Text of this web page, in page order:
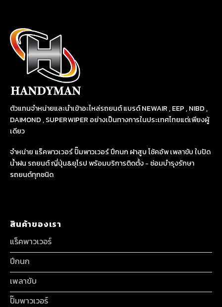
ตัวแทนจำหน่ายและนำเข้าอะไหล่รถยนต์ แบรด์ NEWAIR , EEP , NIBD ,
DAIMOND , SUPERWIPER อย่างเป็นทางการในประเทศไทยแต่เพียงผู้
เดียว
จำหน่าย แร็คพาวเวอร์ ปั๊มพาวเวอร์ ปีกนก ฝาสูบ โช้คอัพ เพลาขับ ใบปัด
น้ำฝน รถยนต์ ญี่ปุ่น&ยุโรป พร้อมบริการติดตั้ง - ซ่อมบำรุงรักษา
รถยนต์ทุกชนิด
สินค้าของเรา
แร็คพาวเวอร์
ปีกนก
เพลาขับ
ปั๊มพาวเวอร์